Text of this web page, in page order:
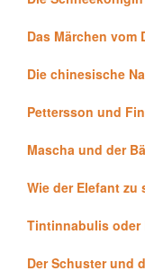
Das Märchen vom
Die chinesische
Pettersson und
Mascha und der
Wie der Elefant zu
Tintinnabulis oder
Der Schuster und